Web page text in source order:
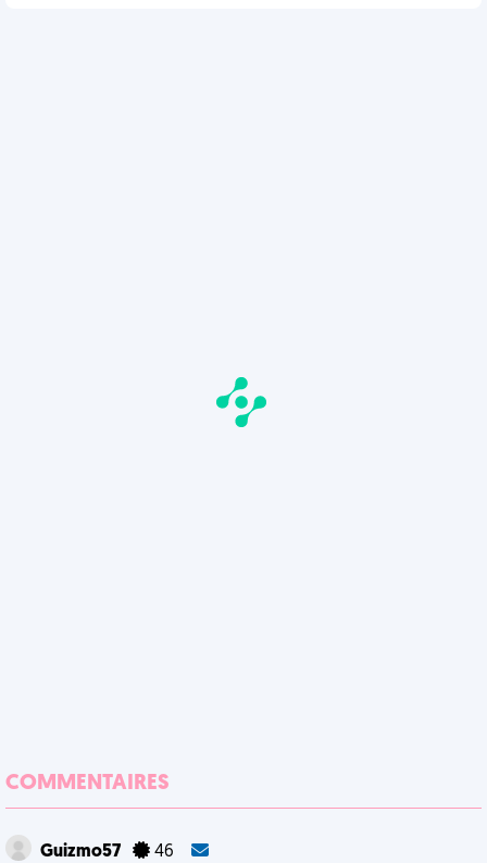
COMMENTAIRES
Guizmo57 46